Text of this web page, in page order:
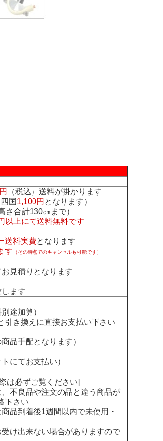
（税込）送料が掛かります
四国 1,100円 となります）
合計130㎝まで）
以上にて送料無料です
送料実費となります
す （その時点でのキャンセルも可能です）
見積りとなります
ます
途加算）
き換えに直接お支払い下さい
品手配となります）
にてお支払い）
必ずご覧ください]
不良品や注文の品と違う商品が
下さい
品到着後1週間以内で未使用・
け出来ない場合がありますので